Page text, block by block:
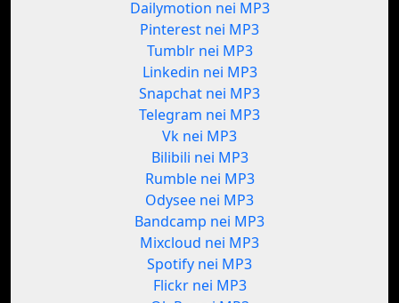
Dailymotion nei MP3
Pinterest nei MP3
Tumblr nei MP3
Linkedin nei MP3
Snapchat nei MP3
Telegram nei MP3
Vk nei MP3
Bilibili nei MP3
Rumble nei MP3
Odysee nei MP3
Bandcamp nei MP3
Mixcloud nei MP3
Spotify nei MP3
Flickr nei MP3